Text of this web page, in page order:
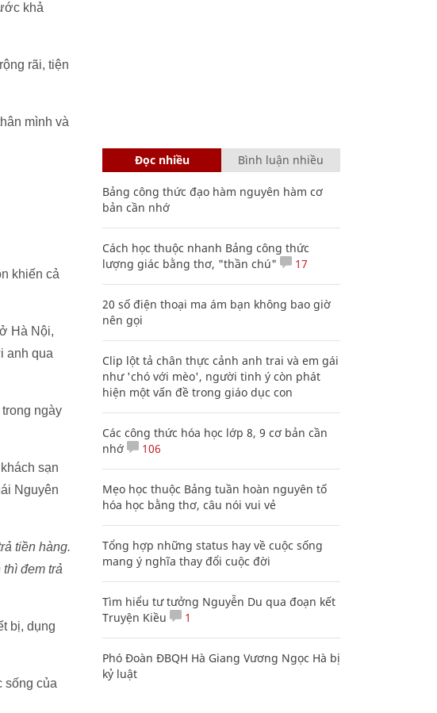
khả
rãi, tiện
mình và
khiến cả
Hà Nội,
anh qua
ngày
sạn
Nguyên
tiền hàng.
đem trả
bị, dụng
sống của
Đọc nhiều Bình luận nhiều
Bảng công thức đạo hàm nguyên hàm cơ
bản cần nhớ
Cách học thuộc nhanh Bảng công thức
lượng giác bằng thơ, "thần chú"
17
20 số điện thoại ma ám bạn không bao giờ
nên gọi
Clip lột tả chân thực cảnh anh trai và em gái
như 'chó với mèo', người tinh ý còn phát
hiện một vấn đề trong giáo dục con
Các công thức hóa học lớp 8, 9 cơ bản cần
nhớ
106
Mẹo học thuộc Bảng tuần hoàn nguyên tố
hóa học bằng thơ, câu nói vui vẻ
Tổng hợp những status hay về cuộc sống
mang ý nghĩa thay đổi cuộc đời
Tìm hiểu tư tưởng Nguyễn Du qua đoạn kết
Truyện Kiều
1
Phó Đoàn ĐBQH Hà Giang Vương Ngọc Hà bị
kỷ luật